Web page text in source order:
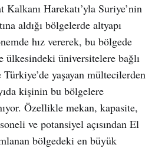
Harekatı’yla Suriye’nin
aldığı bölgelerde altyapı
hız vererek, bu bölgede
ülkesindeki üniversitelere bağlı
yaşayan mültecilerden
kişinin bu bölgelere
Özellikle mekan, kapasite,
ve potansiyel açısından El
bölgedeki en büyük